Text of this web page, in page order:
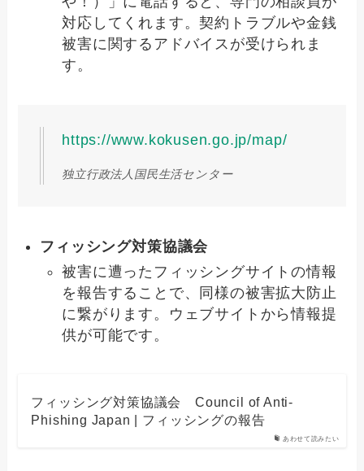
対応してくれます。契約トラブルや金銭
被害に関するアドバイスが受けられま
す。
https://www.kokusen.go.jp/map/
独立行政法人国民生活センター
フィッシング対策協議会
被害に遭ったフィッシングサイトの情報
を報告することで、同様の被害拡大防止
に繋がります。ウェブサイトから情報提
供が可能です。
あわせて読みたい
フィッシング対策協議会 Council of Anti-
Phishing Japan | フィッシングの報告